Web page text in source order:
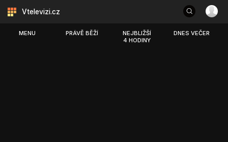
Vtelevizi.cz
MENU PRÁVĚ BĚŽÍ
NEJBLIŽŠÍ
4 HODINY
DNES VEČER